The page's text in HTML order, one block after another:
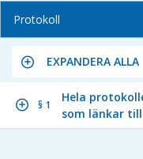
Protokoll
EXPANDERA ALLA
§ 1
Hela
som länkar